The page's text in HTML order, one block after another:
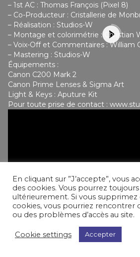
– 1st AC : Thomas François (Pixel 8)
– Co-Producteur : Cristallerie de
– Réalisation : Studios-W
– Montage et colorimétrie : Christian
– Voix-Off et Commentaires : William
– Mastering : Studios-W
Équipements :
Canon C200 Mark 2
Canon Prime Lenses & Sigma Art
Light & Keys : Aputure Kit
Pour toute prise de contact :
En cliquant sur ”J’accepte”, vous
des cookies. Vous pourrez
ultérieurement. Si vous supprimez
cookies, vous pourriez rencontrer
ou des problèmes d’accès au site.
Cookie settings Accepter